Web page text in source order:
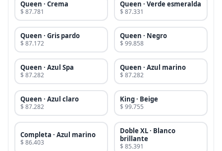
Queen · Crema
$ 87.781
Queen · Verde esmeralda
$ 87.331
Queen · Gris pardo
$ 87.172
Queen · Negro
$ 99.858
Queen · Azul Spa
$ 87.282
Queen · Azul marino
$ 87.282
Queen · Azul claro
$ 87.282
King · Beige
$ 99.755
Completa · Azul marino
$ 86.403
Doble XL · Blanco
brillante
$ 85.391